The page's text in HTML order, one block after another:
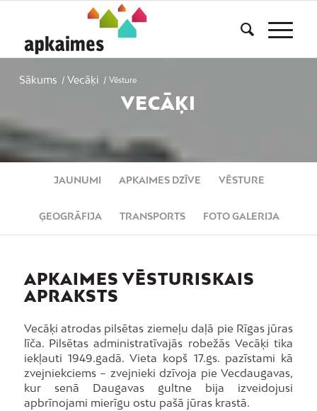
Sākums / Vecāķi / Vēsture
VECĀĶI
JAUNUMI APKAIMES DZĪVE VĒSTURE
ĢEOGRĀFIJA TRANSPORTS FOTO GALERIJA
APKAIMES VĒSTURISKAIS
APRAKSTS
Vecāķi atrodas pilsētas ziemeļu daļā pie Rīgas jūras
līča. Pilsētas administratīvajās robežās Vecāķi tika
iekļauti 1949.gadā. Vieta kopš 17.gs. pazīstami kā
zvejniekciems – zvejnieki dzīvoja pie Vecdaugavas,
kur senā Daugavas gultne bija izveidojusi
apbrīnojami mierīgu ostu pašā jūras krastā.